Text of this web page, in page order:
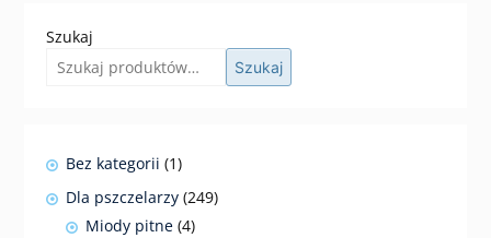
Szukaj
Szukaj
Bez kategorii 11
Dla pszczelarzy 249249
Miody pitne 44